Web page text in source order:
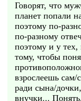
Говорят, что
планет попали
поэтому по-
по-разному
поэтому и у тех,
тому, чтобы
взрослеешь сам/
ради сына/
внучки...